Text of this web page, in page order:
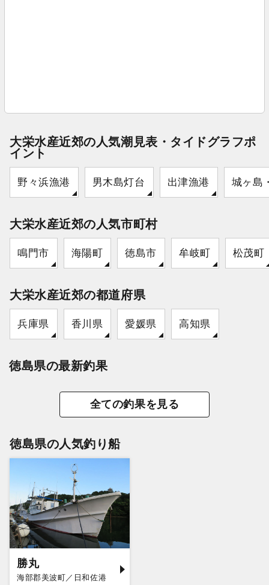
大栄水産近郊の人気潮見表・タイドグラフポ
イント
野々浜漁港 男木島灯台 出津漁港 城ヶ島
大栄水産近郊の人気市町村
鳴門市 海陽町 徳島市 牟岐町 松茂町
大栄水産近郊の都道府県
兵庫県 香川県 愛媛県 高知県
徳島県の最新釣果
全ての釣果を見る
徳島県の人気釣り船
勝丸
海部郡美波町／日和佐港